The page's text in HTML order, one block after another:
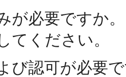
が必要ですか
てください。
び認可が必要